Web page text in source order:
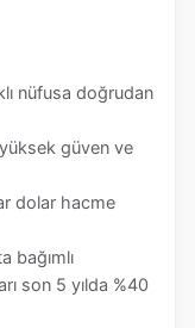
nüfusa doğrudan
güven ve
dolar hacme
bağımlı
son 5 yılda %40